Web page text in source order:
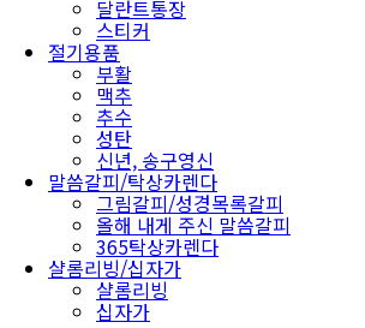
달란트통장
스티커
절기용품
부활
맥추
추수
성탄
신년, 송구영신
말씀갈피/탁상카렌다
그림갈피/성경목록갈피
올해 내게 주신 말씀갈피
365탁상카렌다
샬롬리빙/십자가
샬롬리빙
십자가